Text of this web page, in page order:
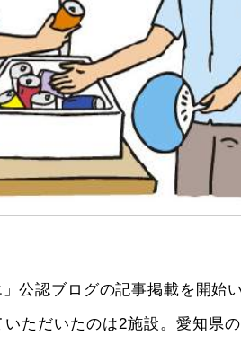
公認ブログの記事掲載を開始
ただいたのは2施設。愛知県